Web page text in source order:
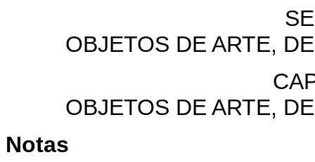
OBJETOS DE ARTE,
OBJETOS DE ARTE,
Notas